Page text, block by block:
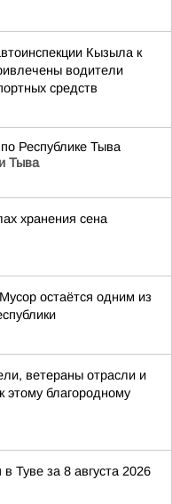
Кызыла к
водители
средств
Республике Тыва
Тыва
хранения сена
остаётся одним из
ветераны отрасли и
этому благородному
Туве за 8 августа 2026